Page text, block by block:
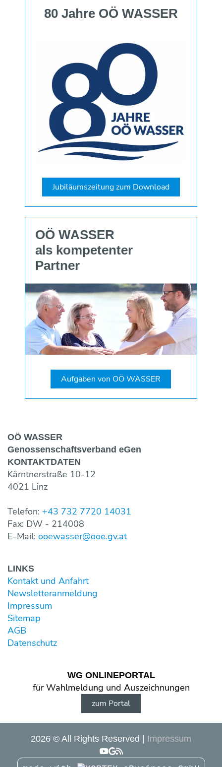
80 Jahre OÖ WASSER
Jubiläumszeitung zum Download
OÖ WASSER
als kompetenter
Partner
Aufgaben von OÖ WASSER
OÖ WASSER
Genossen­schaftsverband eGen
KONTAKT­DATEN
Kärntnerstraße 10-12
4021 Linz
Telefon: +43 732 7720 14031
Fax: DW - 214008
E-Mail: ooewasser@ooe.gv.at
LINKS
Kontakt und Anfahrt
Newsletter­anmeldung
Impressum
Sitemap
AGB
Datenschutz
WG ONLINE­PORTAL
für Wahl­meldung und Aus­zeichnungen
zum Portal
2026 © All Rights Reserved Impressum